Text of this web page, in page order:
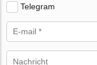
Telegram